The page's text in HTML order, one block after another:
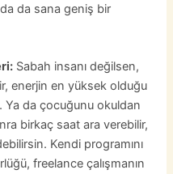
da sana geniş bir
Sabah insanı değilsen,
enerjin en yüksek olduğu
Ya da çocuğunu okuldan
birkaç saat ara verebilir,
Kendi programını
freelance çalışmanın